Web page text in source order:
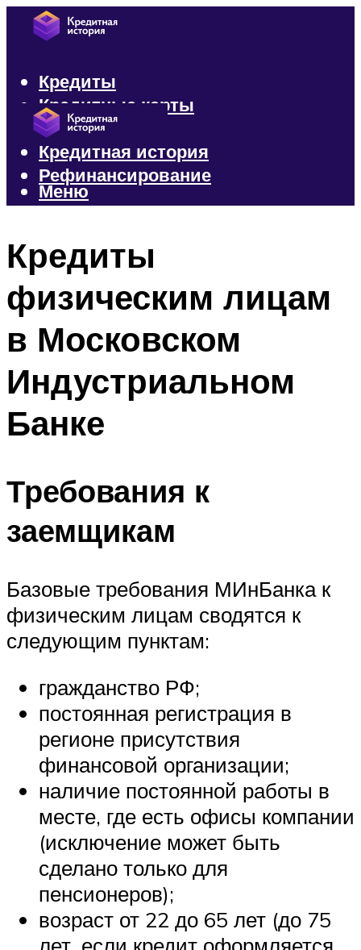
Кредиты
Кредитные карты
Микрозаймы
Кредитная история
Рефинансирование
Меню
Кредиты
физическим лицам
в Московском
Индустриальном
Банке
Требования к
заемщикам
Базовые требования МИнБанка к
физическим лицам сводятся к
следующим пунктам:
гражданство РФ;
постоянная регистрация в
регионе присутствия
финансовой организации;
наличие постоянной работы в
месте, где есть офисы компании
(исключение может быть
сделано только для
пенсионеров);
возраст от 22 до 65 лет (до 75